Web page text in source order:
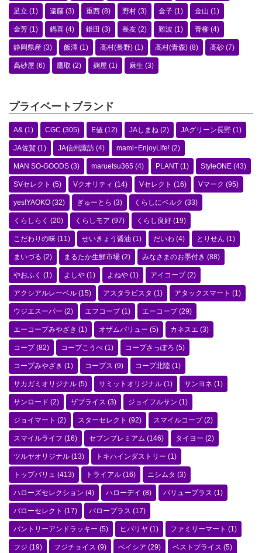
足立 (1) 遠藤 (3) 重西 (8) 野村 (3) 金子 (1) 金山 (1)
金芳 (1) 鍋喜 (4) 鎌田 (3) 長友 (2) 難波 (1) 青柳 (4)
静岡県産 (3) 飯澤 (1) 高村(長野) (1) 高村(青森) (8) 高砂 (7)
高砂屋 (6) 鷹取 (2) 麹屋 (1) 麻生 (3)
プライベートブランド
A& (1) CGC (305) E値 (12) JAしまね (2) JAグリーン長野 (1)
JA佐賀 (1) JA信州諏訪 (4) mami+EnjoyLife! (2)
MAN SO-GOODS (3) maruetsu365 (4) PLANT (1) StyleONE (43)
SVセレクト (5) Vクオリティ (14) Vセレクト (16) Vマーク (95)
yes!YAOKO (32) ぎゅーとら (3) くらしにベルク (33)
くらしらく (20) くらしモア (97) くらし良好 (19)
こだわりの味 (11) せいきょう醤油 (1) だいわ (4) とりせん (1)
まいづる (2) まるたか生鮮市場 (2) みなさまのお墨付き (88)
やおふく (1) よしや (1) よねや (1) アイコープ(2)
アクシアルレーベル (15) アスタラビスタ (1) アタックスマート (1)
ウジエスーパー (2) エフコープ(1) エーコープ(29)
エーコープみやざき (1) オザムバリュー (5) カネスエ (3)
コープ(82) コープこうべ (1) コープさっぽろ (5)
コープみやざき (1) コープス (9) コープ北陸 (1)
サカガミオリジナル (5) サミットオリジナル (1) サンヨネ (1)
サンロード (2) ザプライス (3) ジョイフルサン (1)
ジョイマート (2) スターセレクト (92) スマイルコープ(2)
スマイルライフ (16) セブンプレミアム (146) タイヨー (2)
ツルヤオリジナル (13) トキハインダストリー (1)
トップバリュ (413) トライアル (16) ニシムタ (3)
ハローズセレクション (4) ハローデイ (8) バリュープラス (1)
バローセレクト (17) バロープラス (17)
パントリーアンドラッキー (5) ヒバリヤ (1) ファミリーマート (1)
フジ (19) フジチョイス (9) ベイシア (29) ベストプライス (5)